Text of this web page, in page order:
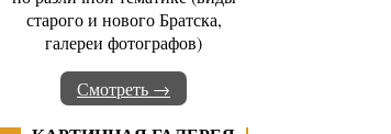
старого и нового Братска,
галереи фотографов)
Смотреть →